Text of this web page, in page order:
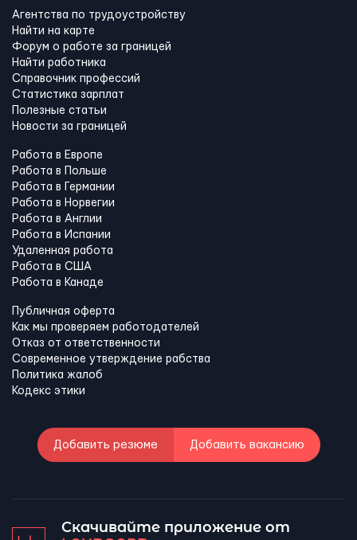
Агентства по трудоустройству
Найти на карте
Форум о работе за границей
Найти работника
Справочник профессий
Статистика зарплат
Полезные статьи
Новости за границей
Работа в Европе
Работа в Польше
Работа в Германии
Работа в Норвегии
Работа в Англии
Работа в Испании
Удаленная работа
Работа в США
Работа в Канадe
Публичная оферта
Как мы проверяем работодателей
Отказ от ответственности
Современное утверждение рабства
Политика жалоб
Кодекс этики
Добавить резюме Добавить вакансию
Скачивайте приложение от